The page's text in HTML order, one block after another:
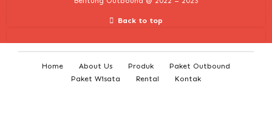
Back to top
Home About Us Produk
Paket Outbound
Paket Wisata
Rental Kontak